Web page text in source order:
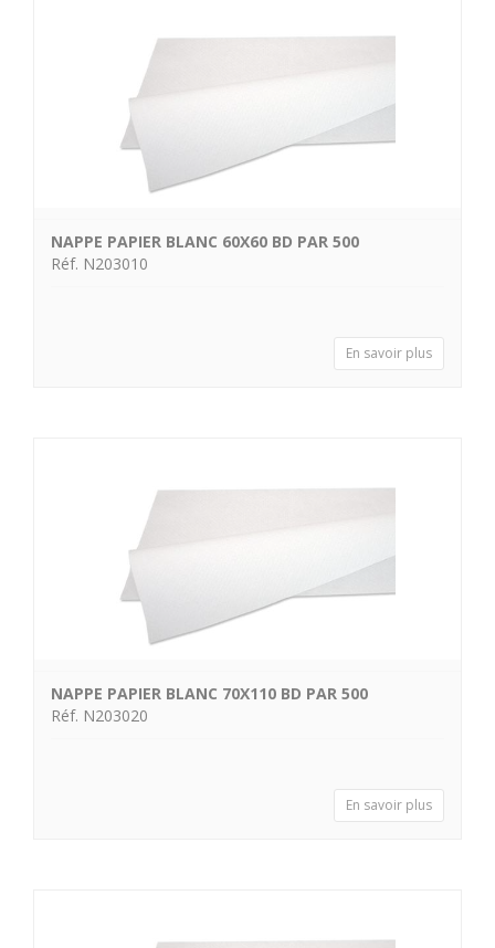
NAPPE PAPIER BLANC 60X60 BD PAR 500
Réf. N203010
En savoir plus
NAPPE PAPIER BLANC 70X110 BD PAR 500
Réf. N203020
En savoir plus